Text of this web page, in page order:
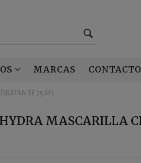
MARCAS CONTACTO
75 ML
MASCARILLA